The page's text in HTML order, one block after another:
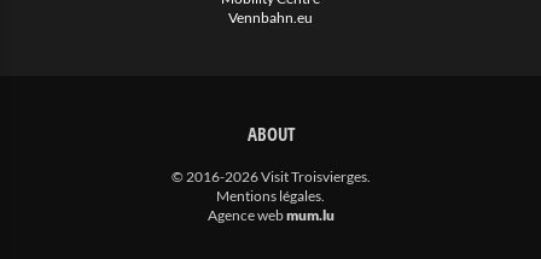
Vennbahn.eu
ABOUT
© 2016-2026 Visit Troisvierges.
Mentions légales.
Agence webmum.lu